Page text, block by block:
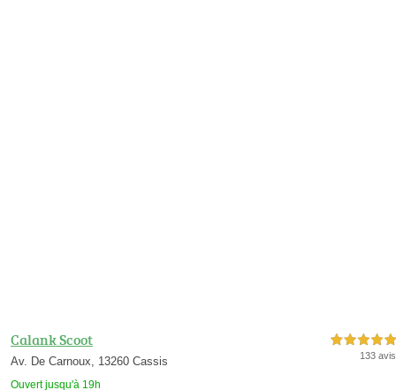
Calank Scoot
Av. De Carnoux, 13260 Cassis
Ouvert jusqu'à 19h
5,0 étoiles sur 5
133 avis